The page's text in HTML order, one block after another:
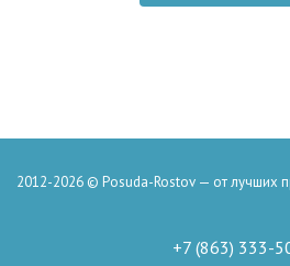
2012-2026 © Posuda-Rostov — от лучших
+7 (863) 333-